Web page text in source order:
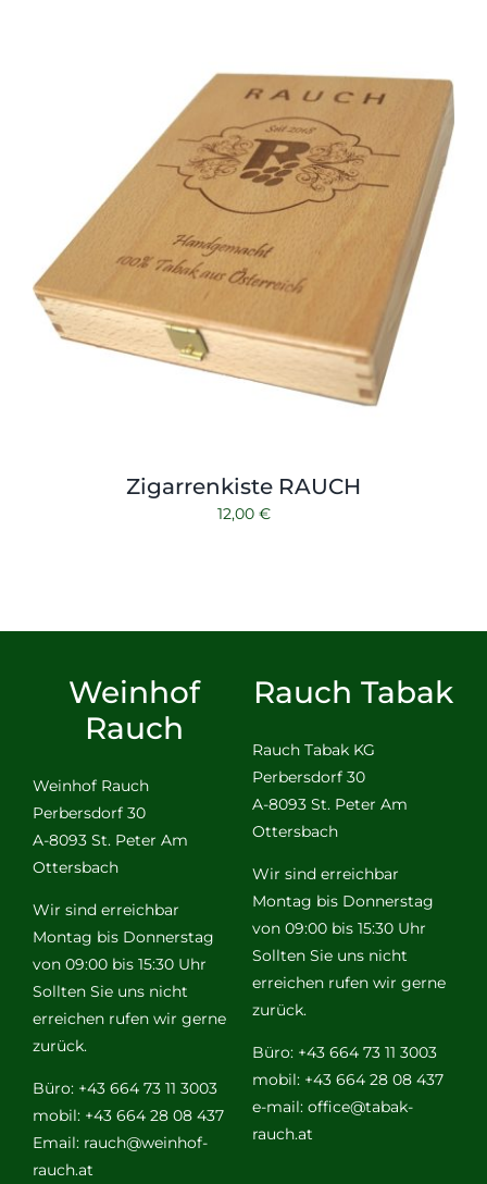
Zigarrenkiste RAUCH
12,00 €
Weinhof
Rauch
Weinhof Rauch
Perbersdorf 30
A-8093 St. Peter Am
Ottersbach
Wir sind erreichbar
Montag bis Donnerstag
von 09:00 bis 15:30 Uhr
Sollten Sie uns nicht
erreichen rufen wir gerne
zurück.
Büro: +43 664 73 11 3003
mobil: +43 664 28 08 437
Email: rauch@weinhof-
rauch.at
Rauch Tabak
Rauch Tabak KG
Perbersdorf 30
A-8093 St. Peter Am
Ottersbach
Wir sind erreichbar
Montag bis Donnerstag
von 09:00 bis 15:30 Uhr
Sollten Sie uns nicht
erreichen rufen wir gerne
zurück.
Büro: +43 664 73 11 3003
mobil: +43 664 28 08 437
e-mail: office@tabak-
rauch.at